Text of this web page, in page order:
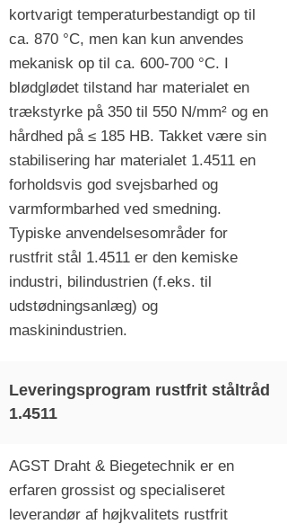
kortvarigt temperaturbestandigt op til
ca. 870 °C, men kan kun anvendes
mekanisk op til ca. 600-700 °C. I
blødglødet tilstand har materialet en
trækstyrke på 350 til 550 N/mm² og en
hårdhed på ≤ 185 HB. Takket være sin
stabilisering har materialet 1.4511 en
forholdsvis god svejsbarhed og
varmformbarhed ved smedning.
Typiske anvendelsesområder for
rustfrit stål 1.4511 er den kemiske
industri, bilindustrien (f.eks. til
udstødningsanlæg) og
maskinindustrien.
Leveringsprogram rustfrit ståltråd
1.4511
AGST Draht & Biegetechnik er en
erfaren grossist og specialiseret
leverandør af højkvalitets rustfrit